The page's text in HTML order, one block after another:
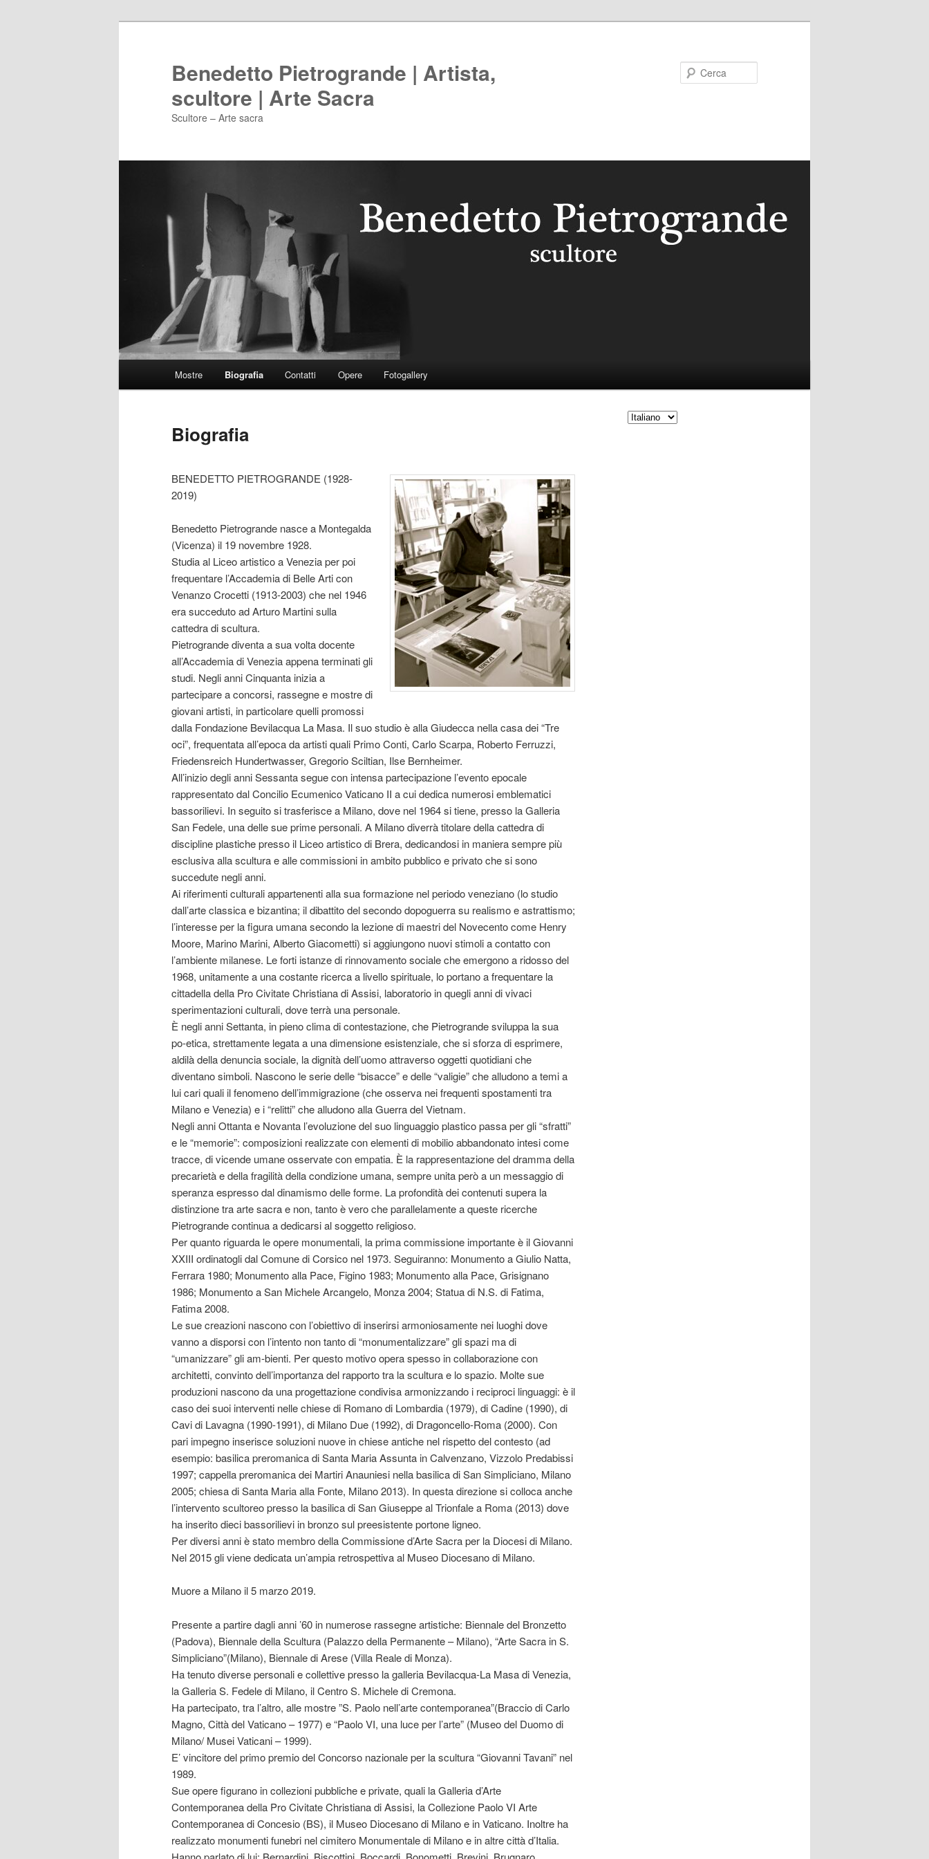
Benedetto Pietrogrande | Artista,
scultore | Arte Sacra
Scultore – Arte sacra
Mostre Biografia Contatti Opere Fotogallery
Biografia
BENEDETTO PIETROGRANDE (1928-
2019)
Benedetto Pietrogrande nasce a Montegalda
(Vicenza) il 19 novembre 1928.
Studia al Liceo artistico a Venezia per poi
frequentare l’Accademia di Belle Arti con
Venanzo Crocetti (1913-2003) che nel 1946
era succeduto ad Arturo Martini sulla
cattedra di scultura.
Pietrogrande diventa a sua volta docente
all’Accademia di Venezia appena terminati gli
studi. Negli anni Cinquanta inizia a
partecipare a concorsi, rassegne e mostre di
giovani artisti, in particolare quelli promossi
dalla Fondazione Bevilacqua La Masa. Il suo studio è alla Giudecca nella casa dei “Tre
oci”, frequentata all’epoca da artisti quali Primo Conti, Carlo Scarpa, Roberto Ferruzzi,
Friedensreich Hundertwasser, Gregorio Sciltian, Ilse Bernheimer.
All’inizio degli anni Sessanta segue con intensa partecipazione l’evento epocale
rappresentato dal Concilio Ecumenico Vaticano II a cui dedica numerosi emblematici
bassorilievi. In seguito si trasferisce a Milano, dove nel 1964 si tiene, presso la Galleria
San Fedele, una delle sue prime personali. A Milano diverrà titolare della cattedra di
discipline plastiche presso il Liceo artistico di Brera, dedicandosi in maniera sempre più
esclusiva alla scultura e alle commissioni in ambito pubblico e privato che si sono
succedute negli anni.
Ai riferimenti culturali appartenenti alla sua formazione nel periodo veneziano (lo studio
dall’arte classica e bizantina; il dibattito del secondo dopoguerra su realismo e astrattismo;
l’interesse per la figura umana secondo la lezione di maestri del Novecento come Henry
Moore, Marino Marini, Alberto Giacometti) si aggiungono nuovi stimoli a contatto con
l’ambiente milanese. Le forti istanze di rinnovamento sociale che emergono a ridosso del
1968, unitamente a una costante ricerca a livello spirituale, lo portano a frequentare la
cittadella della Pro Civitate Christiana di Assisi, laboratorio in quegli anni di vivaci
sperimentazioni culturali, dove terrà una personale.
È negli anni Settanta, in pieno clima di contestazione, che Pietrogrande sviluppa la sua
po-etica, strettamente legata a una dimensione esistenziale, che si sforza di esprimere,
aldilà della denuncia sociale, la dignità dell’uomo attraverso oggetti quotidiani che
diventano simboli. Nascono le serie delle “bisacce” e delle “valigie” che alludono a temi a
lui cari quali il fenomeno dell’immigrazione (che osserva nei frequenti spostamenti tra
Milano e Venezia) e i “relitti” che alludono alla Guerra del Vietnam.
Negli anni Ottanta e Novanta l’evoluzione del suo linguaggio plastico passa per gli “sfratti”
e le “memorie”: composizioni realizzate con elementi di mobilio abbandonato intesi come
tracce, di vicende umane osservate con empatia. È la rappresentazione del dramma della
precarietà e della fragilità della condizione umana, sempre unita però a un messaggio di
speranza espresso dal dinamismo delle forme. La profondità dei contenuti supera la
distinzione tra arte sacra e non, tanto è vero che parallelamente a queste ricerche
Pietrogrande continua a dedicarsi al soggetto religioso.
Per quanto riguarda le opere monumentali, la prima commissione importante è il Giovanni
XXIII ordinatogli dal Comune di Corsico nel 1973. Seguiranno: Monumento a Giulio Natta,
Ferrara 1980; Monumento alla Pace, Figino 1983; Monumento alla Pace, Grisignano
1986; Monumento a San Michele Arcangelo, Monza 2004; Statua di N.S. di Fatima,
Fatima 2008.
Le sue creazioni nascono con l’obiettivo di inserirsi armoniosamente nei luoghi dove
vanno a disporsi con l’intento non tanto di “monumentalizzare” gli spazi ma di
“umanizzare” gli am-bienti. Per questo motivo opera spesso in collaborazione con
architetti, convinto dell’importanza del rapporto tra la scultura e lo spazio. Molte sue
produzioni nascono da una progettazione condivisa armonizzando i reciproci linguaggi: è il
caso dei suoi interventi nelle chiese di Romano di Lombardia (1979), di Cadine (1990), di
Cavi di Lavagna (1990-1991), di Milano Due (1992), di Dragoncello-Roma (2000). Con
pari impegno inserisce soluzioni nuove in chiese antiche nel rispetto del contesto (ad
esempio: basilica preromanica di Santa Maria Assunta in Calvenzano, Vizzolo Predabissi
1997; cappella preromanica dei Martiri Anauniesi nella basilica di San Simpliciano, Milano
2005; chiesa di Santa Maria alla Fonte, Milano 2013). In questa direzione si colloca anche
l’intervento scultoreo presso la basilica di San Giuseppe al Trionfale a Roma (2013) dove
ha inserito dieci bassorilievi in bronzo sul preesistente portone ligneo.
Per diversi anni è stato membro della Commissione d’Arte Sacra per la Diocesi di Milano.
Nel 2015 gli viene dedicata un’ampia retrospettiva al Museo Diocesano di Milano.
Muore a Milano il 5 marzo 2019.
Presente a partire dagli anni ’60 in numerose rassegne artistiche: Biennale del Bronzetto
(Padova), Biennale della Scultura (Palazzo della Permanente – Milano), “Arte Sacra in S.
Simpliciano”(Milano), Biennale di Arese (Villa Reale di Monza).
Ha tenuto diverse personali e collettive presso la galleria Bevilacqua-La Masa di Venezia,
la Galleria S. Fedele di Milano, il Centro S. Michele di Cremona.
Ha partecipato, tra l’altro, alle mostre ”S. Paolo nell’arte contemporanea”(Braccio di Carlo
Magno, Città del Vaticano – 1977) e “Paolo VI, una luce per l’arte” (Museo del Duomo di
Milano/ Musei Vaticani – 1999).
E’ vincitore del primo premio del Concorso nazionale per la scultura “Giovanni Tavani” nel
1989.
Sue opere figurano in collezioni pubbliche e private, quali la Galleria d’Arte
Contemporanea della Pro Civitate Christiana di Assisi, la Collezione Paolo VI Arte
Contemporanea di Concesio (BS), il Museo Diocesano di Milano e in Vaticano. Inoltre ha
realizzato monumenti funebri nel cimitero Monumentale di Milano e in altre città d’Italia.